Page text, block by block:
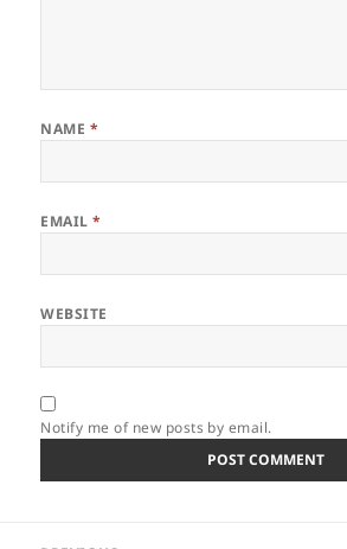
NAME *
EMAIL*
WEBSITE
Notify me of new posts by email.